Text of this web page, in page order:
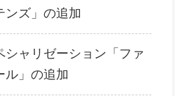
ンズ」の追加
シャリゼーション「ファ
ル」の追加